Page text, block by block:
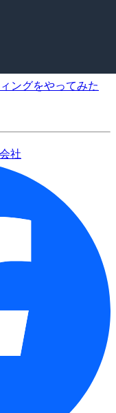
ングをやってみた
社